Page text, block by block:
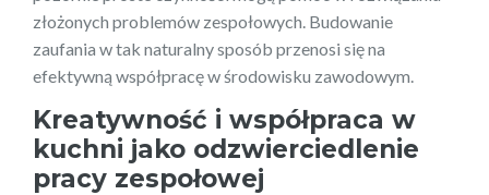
złożonych problemów zespołowych. Budowanie
zaufania w tak naturalny sposób przenosi się na
efektywną współpracę w środowisku zawodowym.
Kreatywność i współpraca w
kuchni jako odzwierciedlenie
pracy zespołowej